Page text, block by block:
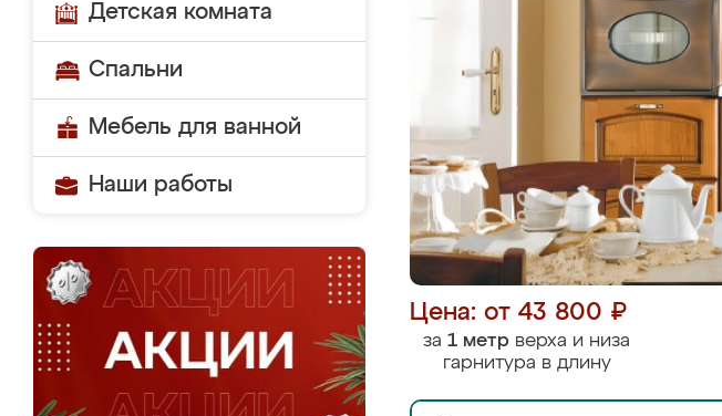
Детская комната
Спальни
Мебель для ванной
Наши работы
Цена: от 43 800 ₽
за 1 метр верха и низа
гарнитура в длину